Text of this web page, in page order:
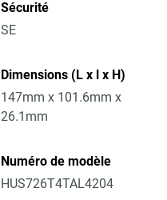
Sécurité
SE
Dimensions (L x l x H)
147mm x 101.6mm x
26.1mm
Numéro de modèle
HUS726T4TAL4204